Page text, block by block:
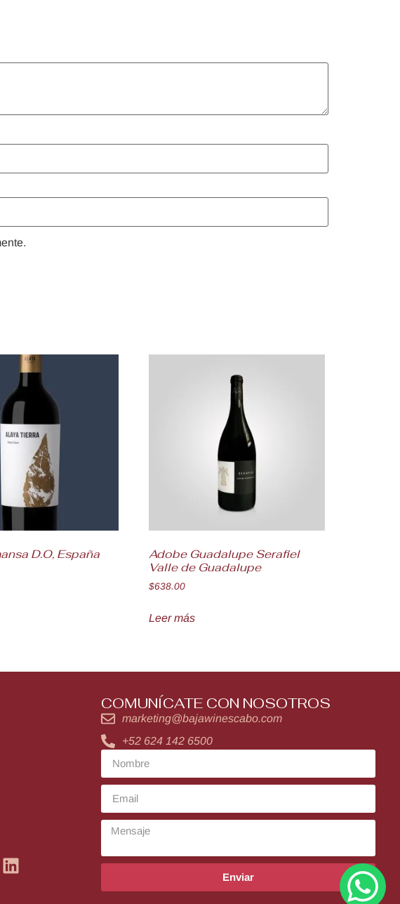
D.O, España
Adobe Guadalupe Serafiel
Valle de Guadalupe
$638.00
Leer más
COMUNÍCATE CON NOSOTROS
marketing@bajawinescabo.com
+52 624 142 6500
Enviar